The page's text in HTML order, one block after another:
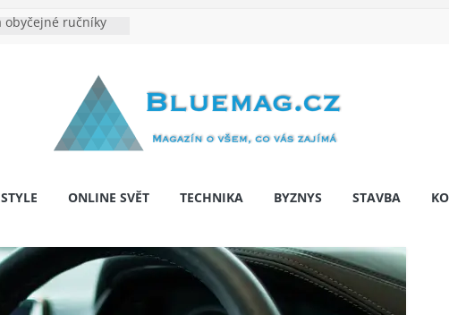
obyčejné ručníky
Na co myslet, aby
pár let nepřekvapila
bariér: když auto
ONLINE SVĚT TECHNIKA BYZNYS STAVBA